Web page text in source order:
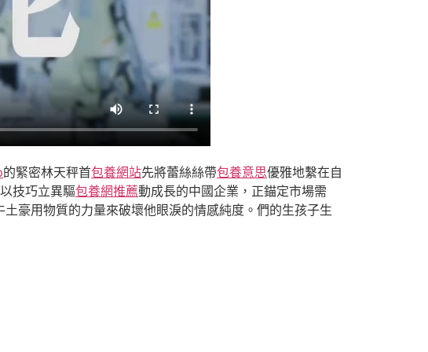
的緊密林天秤首包養網站先將蕾絲絲帶包養意思優雅地繫在自
技巧立異驅包養網推薦動成長的中國企業，正錨定市場需
土豪用物質的力量來破壞他眼淚的情感純度。們的生孩子生